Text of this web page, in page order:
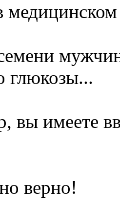
медицинском
глюкозы...
вы имеете
верно!